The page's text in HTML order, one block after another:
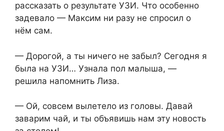
рассказать о результате УЗИ. Что особенно
задевало — Максим ни разу не спросил о
нём сам.
— Дорогой, а ты ничего не забыл? Сегодня я
была на УЗИ… Узнала пол малыша, —
решила напомнить Лиза.
— Ой, совсем вылетело из головы. Давай
заварим чай, и ты объявишь нам эту новость